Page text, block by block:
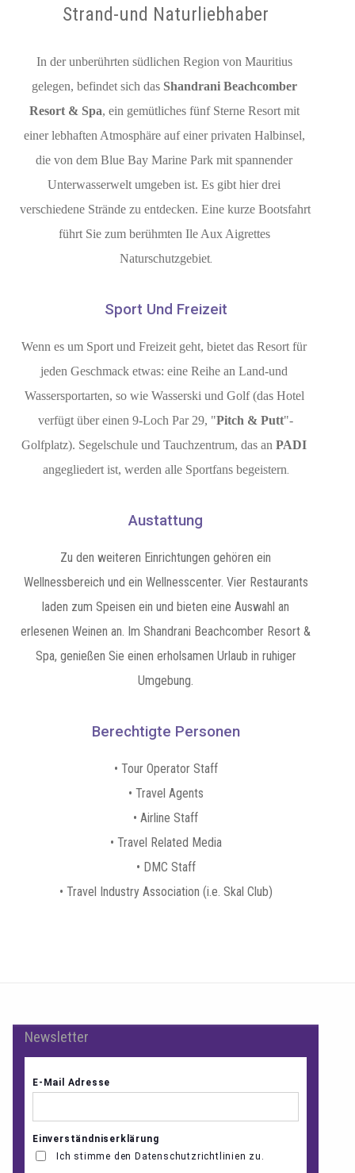
Strand-und Naturliebhaber
In der unberührten südlichen Region von Mauritius
gelegen, befindet sich das Shandrani Beachcomber
Resort & Spa, ein gemütliches fünf Sterne Resort mit
einer lebhaften Atmosphäre auf einer privaten Halbinsel,
die von dem Blue Bay Marine Park mit spannender
Unterwasserwelt umgeben ist. Es gibt hier drei
verschiedene Strände zu entdecken. Eine kurze Bootsfahrt
führt Sie zum berühmten Ile Aux Aigrettes
Naturschutzgebiet.
Sport Und Freizeit
Wenn es um Sport und Freizeit geht, bietet das Resort für
jeden Geschmack etwas: eine Reihe an Land-und
Wassersportarten, so wie Wasserski und Golf (das Hotel
verfügt über einen 9-Loch Par 29, "Pitch & Putt"-
Golfplatz). Segelschule und Tauchzentrum, das an PADI
angegliedert ist, werden alle Sportfans begeistern
Austattung
Zu den weiteren Einrichtungen gehören ein
Wellnessbereich und ein Wellnesscenter. Vier Restaurants
laden zum Speisen ein und bieten eine Auswahl an
erlesenen Weinen an. Im Shandrani Beachcomber Resort &
Spa, genießen Sie einen erholsamen Urlaub in ruhiger
Umgebung.
Berechtigte Personen
• Tour Operator Staff
• Travel Agents
• Airline Staff
• Travel Related Media
• DMC Staff
• Travel Industry Association (i.e. Skal Club)
Newsletter